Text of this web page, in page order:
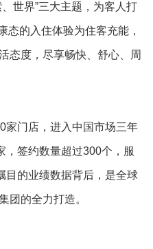
世界”三大主题，为客人打
态的入住体验为住客充能，
态度，尽享畅快、舒心、周
家门店，进入中国市场三年
，签约数量超过300个，服
目的业绩数据背后，是全球
团的全力打造。